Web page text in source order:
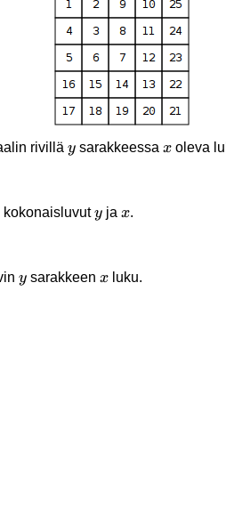
rivillä y
y sarakkeessax
x oleva
kokonaisluvuty
y jax
x.
y
y sarakkeenx
x luku.